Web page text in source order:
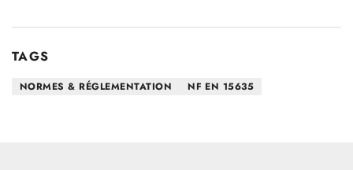
TAGS
NORMES & RÉGLEMENTATION NF EN 15635